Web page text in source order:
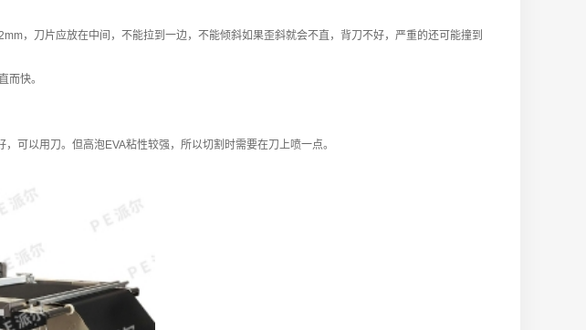
，刀片应放在中间，不能拉到一边，不能倾斜如果歪斜就会不直，背刀不好，严重的还可能撞到
快。
以用刀。但高泡EVA粘性较强，所以切割时需要在刀上喷一点。